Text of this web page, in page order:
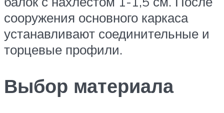
сооружения основного каркаса
устанавливают соединительные и
торцевые профили.
Выбор материала